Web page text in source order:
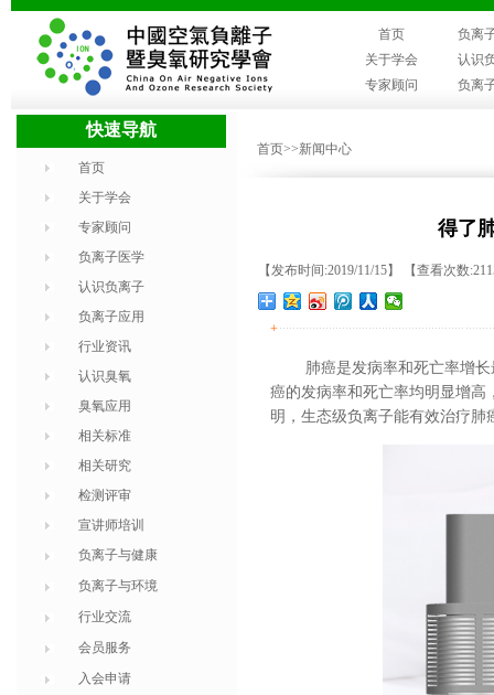
首页
负离
关于学会
认识
专家顾问
负离
快速导航
首页
关于学会
专家顾问
负离子医学
认识负离子
负离子应用
行业资讯
认识臭氧
臭氧应用
相关标准
相关研究
检测评审
宣讲师培训
负离子与健康
负离子与环境
行业交流
会员服务
入会申请
首页>>新闻中心
得了
【发布时间:2019/11/15】 【查看次数
+
肺癌是发病率和死亡率增
癌的发病率和死亡率均明显增高
明，生态级负离子能有效治疗